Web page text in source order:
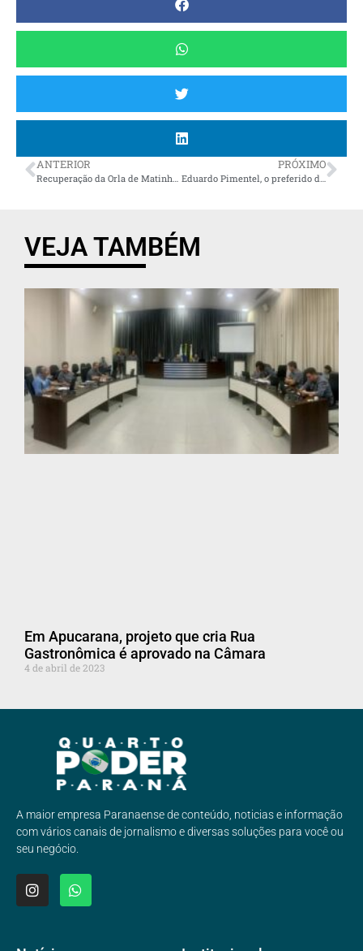
ANTERIOR PRÓXIMO
VEJA TAMBÉM
Em Apucarana, projeto que cria Rua
Gastronômica é aprovado na Câmara
4 de abril de 2023
A maior empresa Paranaense de conteúdo, noticias e informação
com vários canais de jornalismo e diversas soluções para você ou
seu negócio.